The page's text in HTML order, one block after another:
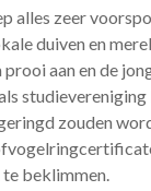
alles zeer
duiven en
aan en de
zouden
beklimmen.